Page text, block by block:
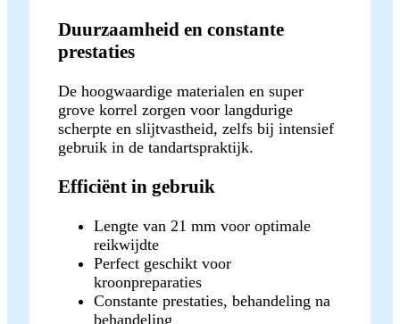
Duurzaamheid en constante
prestaties
De hoogwaardige materialen en super
grove korrel zorgen voor langdurige
scherpte en slijtvastheid, zelfs bij intensief
gebruik in de tandartspraktijk.
Efficiënt in gebruik
Lengte van 21 mm voor optimale
reikwijdte
Perfect geschikt voor
kroonpreparaties
Constante prestaties, behandeling na
behandeling